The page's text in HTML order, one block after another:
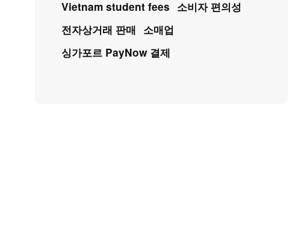
Vietnam student fees 소비자 편의성
전자상거래 판매 소매업
싱가포르 PayNow 결제